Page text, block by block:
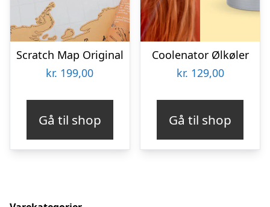
Scratch Map Original
kr. 199,00
Gå til shop
Coolenator Ølkøler
kr. 129,00
Gå til shop